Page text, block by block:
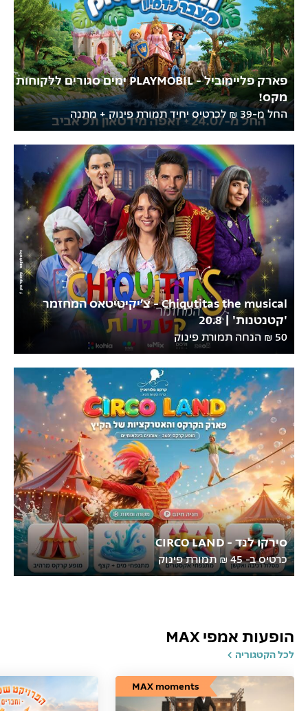
פארק פליימוביל - PLAYMOBIL ימים סגורים ללקוחות
מקס!
החל מ-39 ₪ לכרטיס יחיד תמורת פינוק + מתנה
Chiqutitas the musical - צ’יקיטיטאס המחזמר
'קטנטנות' | 20.8
50 ₪ הנחה תמורת פינוק
סירקו לנד - CIRCO LAND
כרטיס ב- 45 ₪ תמורת פינוק
הופעות אמפי MAX
לכל הקטגוריה
MAX moments